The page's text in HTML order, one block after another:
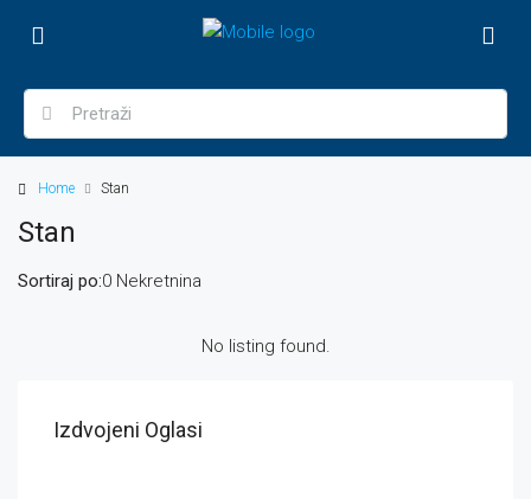
Home Stan
Stan
0 Nekretnina
Sortiraj po:
No listing found.
Izdvojeni Oglasi